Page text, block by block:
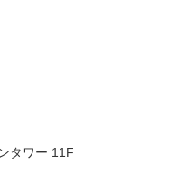
タワー 11F